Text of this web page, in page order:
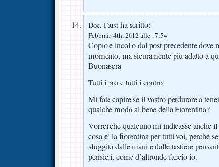
Doc. Faust ha scritto:
Febbraio 4th, 2012 alle 17:54
Copio e incollo dal post precedente dove
momento, ma sicuramente più adatto a
Buonasera
Tutti i pro e tutti i contro
Mi fate capire se il vostro perdurare a
qualche modo al bene della Fiorentina?
Vorrei che qualcuno mi indicasse anche
cosa e’ la fiorentina per tutti voi, perché
sfuggito dalle mani e dalle tastiere
pensieri, come d’altronde faccio io.